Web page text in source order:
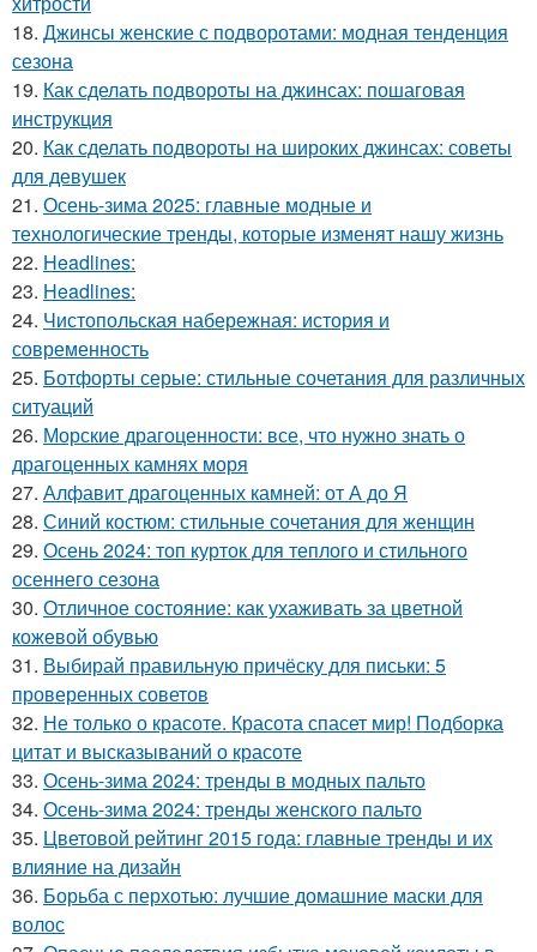
18. Джинсы женские с подворотами: модная тенденция
сезона
19. Как сделать подвороты на джинсах: пошаговая
инструкция
20. Как сделать подвороты на широких джинсах: советы
для девушек
21. Осень-зима 2025: главные модные и
технологические тренды, которые изменят нашу жизнь
22. Headlines:
23. Headlines:
24. Чистопольская набережная: история и
современность
25. Ботфорты серые: стильные сочетания для различных
ситуаций
26. Морские драгоценности: все, что нужно знать о
драгоценных камнях моря
27. Алфавит драгоценных камней: от А до Я
28. Синий костюм: стильные сочетания для женщин
29. Осень 2024: топ курток для теплого и стильного
осеннего сезона
30. Отличное состояние: как ухаживать за цветной
кожевой обувью
31. Выбирай правильную причёску для письки: 5
проверенных советов
32. Не только о красоте. Красота спасет мир! Подборка
цитат и высказываний о красоте
33. Осень-зима 2024: тренды в модных пальто
34. Осень-зима 2024: тренды женского пальто
35. Цветовой рейтинг 2015 года: главные тренды и их
влияние на дизайн
36. Борьба с перхотью: лучшие домашние маски для
волос